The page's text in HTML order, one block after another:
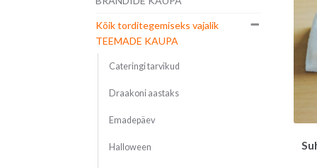
Kõik torditegemiseks vajalik
TEEMADE KAUPA
Cateringi tarvikud
Draakoni aastaks
Emadepäev
Halloween